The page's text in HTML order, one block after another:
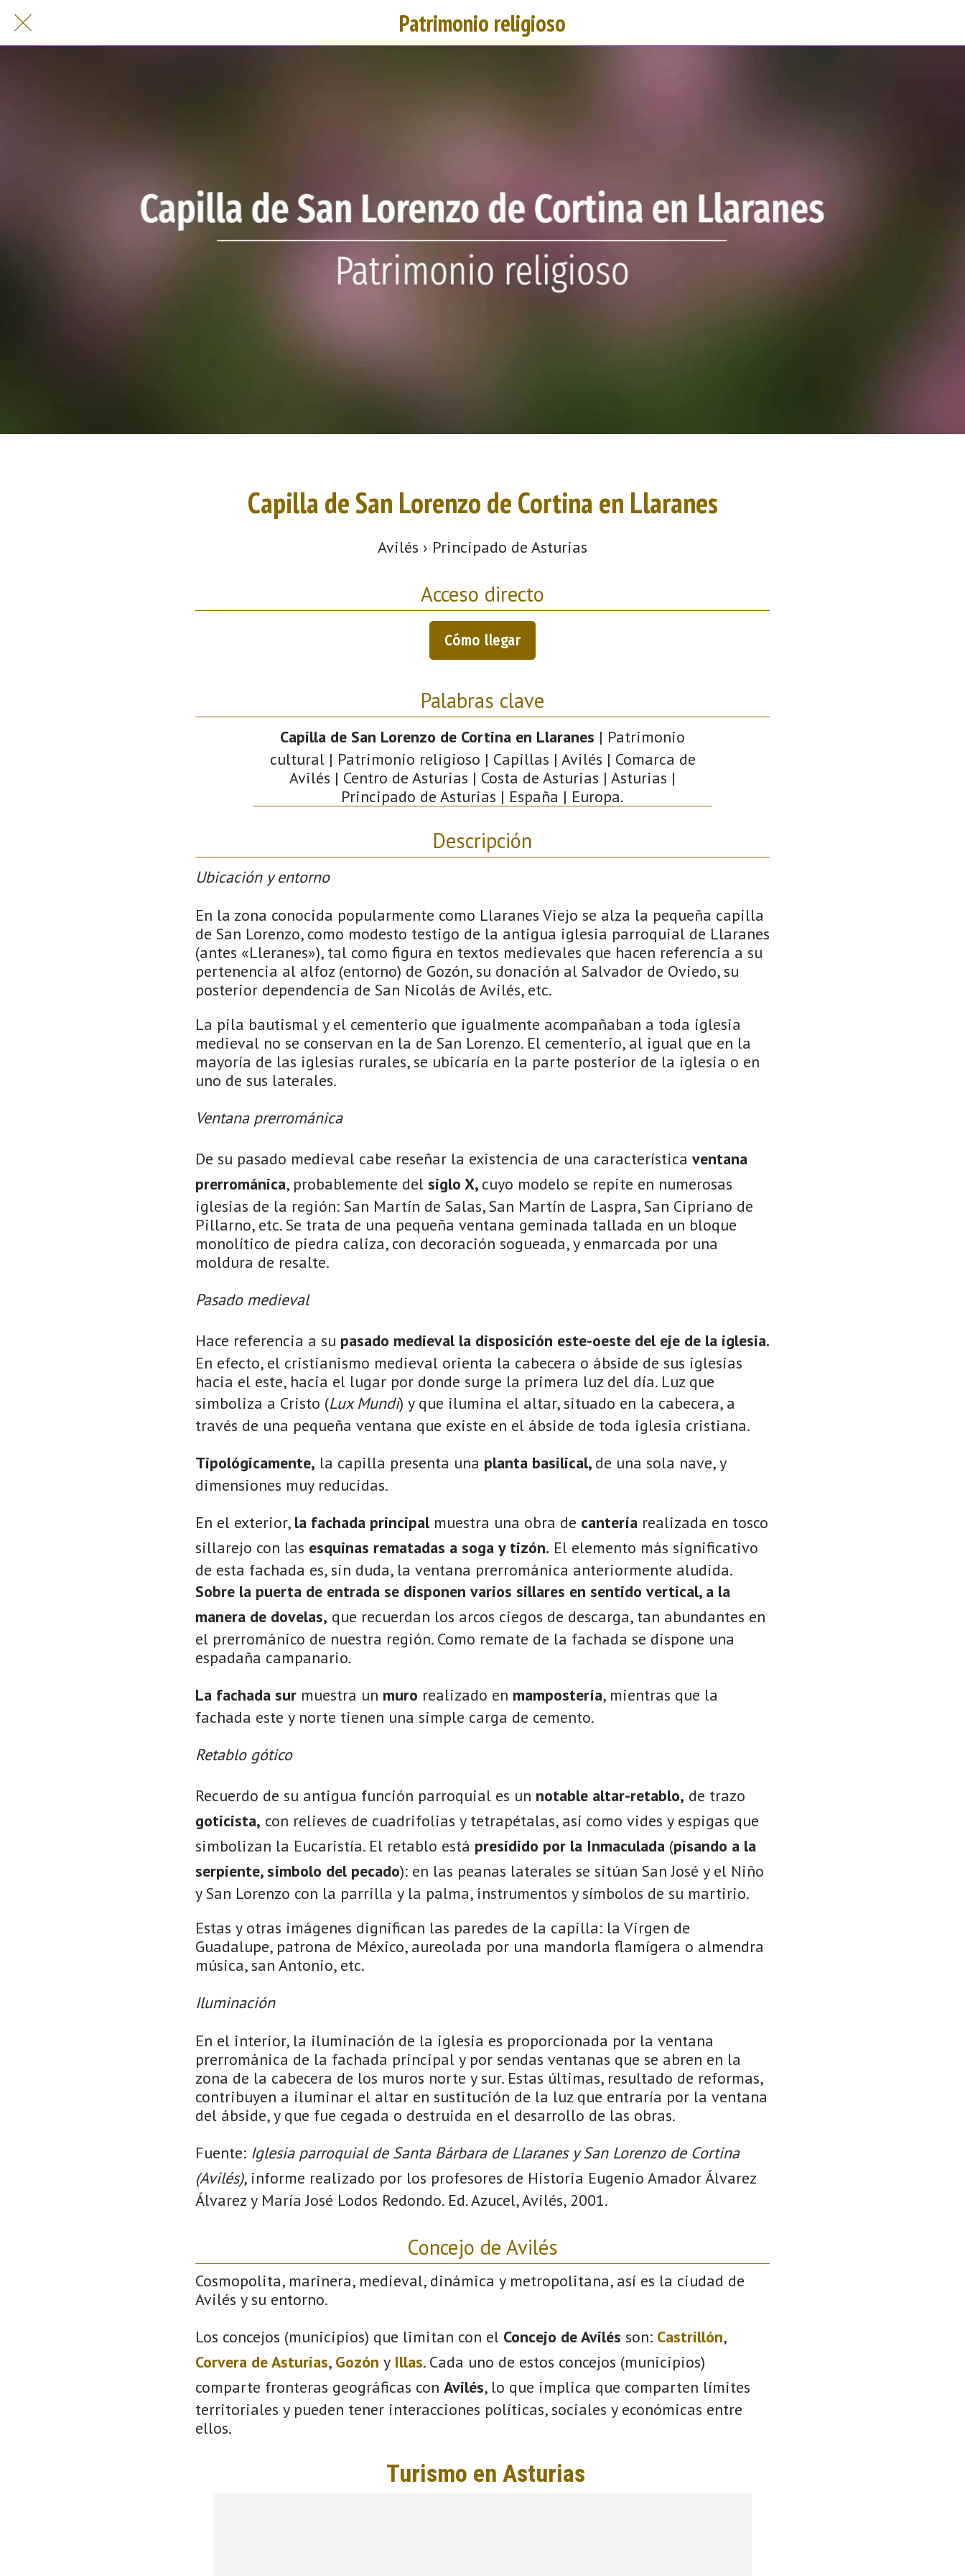
Patrimonio religioso
Capilla de San Lorenzo de Cortina en Llaranes
Avilés › Principado de Asturias
Acceso directo
Cómo llegar
Palabras clave
Capilla de San Lorenzo de Cortina en Llaranes | Patrimonio
cultural | Patrimonio religioso | Capillas | Avilés | Comarca de
Avilés | Centro de Asturias | Costa de Asturias | Asturias |
Principado de Asturias | España | Europa.
Descripción
Ubicación y entorno
En la zona conocida popularmente como Llaranes Viejo se alza la pequeña capilla
de San Lorenzo, como modesto testigo de la antigua iglesia parroquial de Llaranes
(antes «Lleranes»), tal como figura en textos medievales que hacen referencia a su
pertenencia al alfoz (entorno) de Gozón, su donación al Salvador de Oviedo, su
posterior dependencia de San Nicolás de Avilés, etc.
La pila bautismal y el cementerio que igualmente acompañaban a toda iglesia
medieval no se conservan en la de San Lorenzo. El cementerio, al igual que en la
mayoría de las iglesias rurales, se ubicaría en la parte posterior de la iglesia o en
uno de sus laterales.
Ventana prerrománica
De su pasado medieval cabe reseñar la existencia de una característicaventana
prerrománica, probablemente del siglo X, cuyo modelo se repite en numerosas
iglesias de la región: San Martín de Salas, San Martín de Laspra, San Cipriano de
Pillarno, etc. Se trata de una pequeña ventana geminada tallada en un bloque
monolítico de piedra caliza, con decoración sogueada, y enmarcada por una
moldura de resalte.
Pasado medieval
Hace referencia a su pasado medieval la disposición este-oeste del eje de la iglesia.
En efecto, el cristianismo medieval orienta la cabecera o ábside de sus iglesias
hacia el este, hacia el lugar por donde surge la primera luz del día. Luz que
simboliza a Cristo (Lux Mundi) y que ilumina el altar, situado en la cabecera, a
través de una pequeña ventana que existe en el ábside de toda iglesia cristiana.
Tipológicamente, la capilla presenta una planta basilical, de una sola nave, y
dimensiones muy reducidas.
En el exterior, la fachada principal muestra una obra de cantería realizada en tosco
sillarejo con las esquinas rematadas a soga y tizón. El elemento más significativo
de esta fachada es, sin duda, la ventana prerrománica anteriormente aludida.
Sobre la puerta de entrada se disponen varios sillares en sentido vertical, a la
manera de dovelas, que recuerdan los arcos ciegos de descarga, tan abundantes en
el prerrománico de nuestra región. Como remate de la fachada se dispone una
espadaña campanario.
La fachada sur muestra un muro realizado en mampostería, mientras que la
fachada este y norte tienen una simple carga de cemento.
Retablo gótico
Recuerdo de su antigua función parroquial es un notable altar-retablo, de trazo
goticista, con relieves de cuadrifolias y tetrapétalas, así como vides y espigas que
simbolizan la Eucaristía. El retablo está presidido por la Inmaculada (pisando a la
serpiente, símbolo del pecado): en las peanas laterales se sitúan San José y el Niño
y San Lorenzo con la parrilla y la palma, instrumentos y símbolos de su martirio.
Estas y otras imágenes dignifican las paredes de la capilla: la Virgen de
Guadalupe, patrona de México, aureolada por una mandorla flamígera o almendra
música, san Antonio, etc.
Iluminación
En el interior, la iluminación de la iglesia es proporcionada por la ventana
prerrománica de la fachada principal y por sendas ventanas que se abren en la
zona de la cabecera de los muros norte y sur. Estas últimas, resultado de reformas,
contribuyen a iluminar el altar en sustitución de la luz que entraría por la ventana
del ábside, y que fue cegada o destruida en el desarrollo de las obras.
Fuente: Iglesia parroquial de Santa Bárbara de Llaranes y San Lorenzo de Cortina
(Avilés), informe realizado por los profesores de Historia Eugenio Amador Álvarez
Álvarez y María José Lodos Redondo. Ed. Azucel, Avilés, 2001.
Concejo de Avilés
Cosmopolita, marinera, medieval, dinámica y metropolitana, así es la ciudad de
Avilés y su entorno.
Los concejos (municipios) que limitan con el Concejo de Avilés son: Castrillón,
Corvera de Asturias, Gozón y Illas. Cada uno de estos concejos (municipios)
comparte fronteras geográficas con Avilés, lo que implica que comparten límites
territoriales y pueden tener interacciones políticas, sociales y económicas entre
ellos.